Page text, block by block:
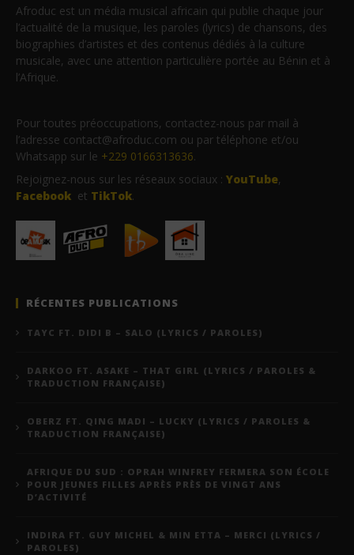
Afroduc est un média musical africain qui publie chaque jour
l’actualité de la musique, les paroles (lyrics) de chansons, des
biographies d’artistes et des contenus dédiés à la culture
musicale, avec une attention particulière portée au Bénin et à
l’Afrique.
Pour toutes préoccupations, contactez-nous par mail à
l’adresse contact@afroduc.com ou par téléphone et/ou
Whatsapp sur le +229 0166313636.
Rejoignez-nous sur les réseaux sociaux : YouTube,
Facebook et TikTok.
RÉCENTES PUBLICATIONS
TAYC FT. DIDI B – SALO (LYRICS / PAROLES)
DARKOO FT. ASAKE – THAT GIRL (LYRICS / PAROLES &
TRADUCTION FRANÇAISE)
OBERZ FT. QING MADI – LUCKY (LYRICS / PAROLES &
TRADUCTION FRANÇAISE)
AFRIQUE DU SUD : OPRAH WINFREY FERMERA SON ÉCOLE
POUR JEUNES FILLES APRÈS PRÈS DE VINGT ANS
D’ACTIVITÉ
INDIRA FT. GUY MICHEL & MIN ETTA – MERCI (LYRICS /
PAROLES)